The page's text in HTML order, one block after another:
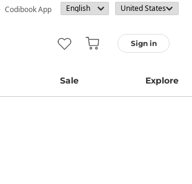
Codibook App
Sign in
Sale Explore